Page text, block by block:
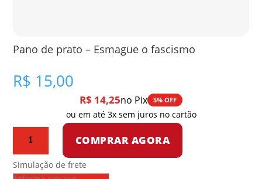
Pano de prato – Esmague o fascismo
R$ 15,00
R$ 14,25no Pix 5% OFF
ou em até 3x sem juros no cartão
-
COMPRAR AGORA
Simulação de frete